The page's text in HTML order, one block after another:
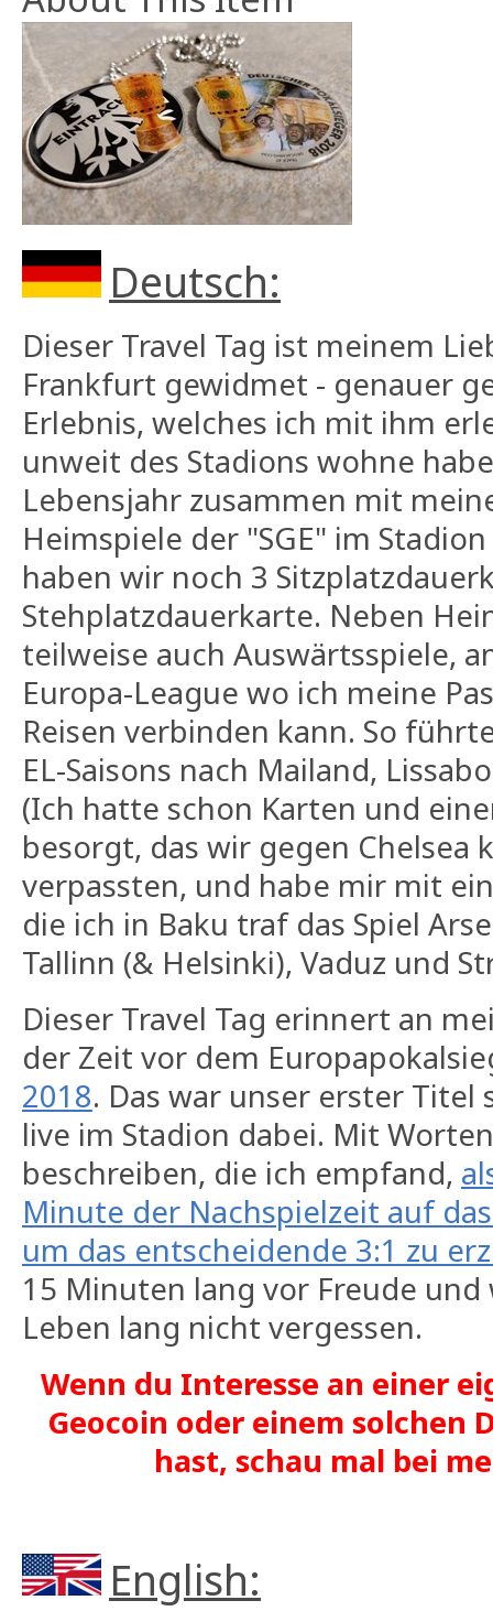
Deutsch:
Dieser Travel Tag ist meinem
Frankfurt gewidmet - genauer
Erlebnis, welches ich mit ihm
unweit des Stadions wohne
Lebensjahr zusammen mit
Heimspiele der "SGE" im
haben wir noch 3
Stehplatzdauerkarte. Neben
teilweise auch Auswärtsspiele,
Europa-League wo ich meine
Reisen verbinden kann. So
EL-Saisons nach Mailand,
(Ich hatte schon Karten und
besorgt, das wir gegen
verpassten, und habe mir mit
die ich in Baku traf das Spiel
Tallinn (& Helsinki), Vaduz und
Dieser Travel Tag erinnert an
der Zeit vor dem
2018. Das war unser erster Titel
live im Stadion dabei. Mit
beschreiben, die ich empfand,
Minute der Nachspielzeit auf
um das entscheidende 3:1 zu
15 Minuten lang vor Freude
Leben lang nicht vergessen.
Wenn du Interesse an einer
Geocoin oder einem solchen
hast, schau mal bei
English: